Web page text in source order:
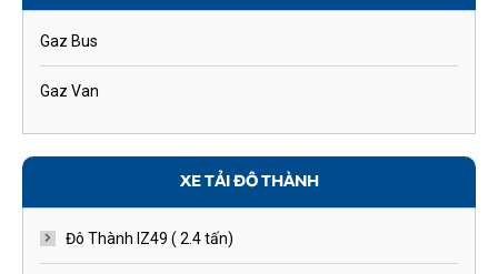
Gaz Bus
Gaz Van
XE TẢI ĐÔ THÀNH
Đô Thành IZ49 ( 2.4 tấn)